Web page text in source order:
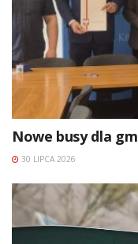
Nowe busy dla
30 LIPCA 2026